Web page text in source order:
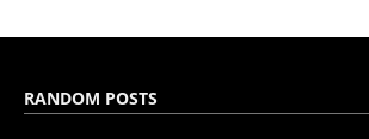
RANDOM POSTS